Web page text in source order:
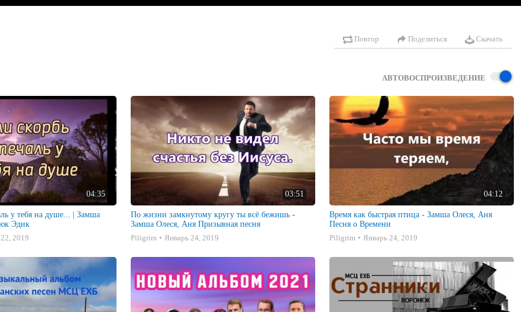
Повтор Поделиться Скачать
АВТОВОСПРОИЗВЕДЕНИЕ
04:35
у тебя на душе... | Замша
Эдик
2019
03:51
По жизни замкнутому кругу ты всё бежишь -
Замша Олеся, Аня Призывная песня
Piligrim
Январь 24, 2019
04:12
Время как быстрая птица - Замша Олеся, Аня
Песня о Времени
Piligrim
Январь 24, 2019